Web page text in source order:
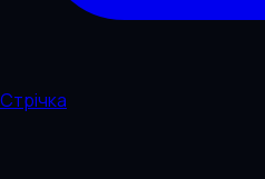
Стрічка